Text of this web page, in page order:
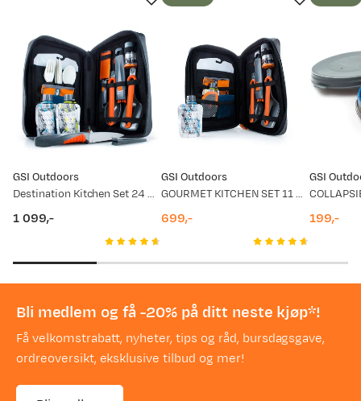
GSI Outdoors
Destination Kitchen Set 24 No Colour
1 099,-
GSI Outdoors
GOURMET KITCHEN SET 11 PARTS NoColour
699,-
GSI
199,-
Bli medlem og få -20% på ditt neste kjøp*!
Få velkomstrabatt, nyheter, tips og råd, bursdagsgave,
ordreoversikt, eksklusive tilbud og mer!